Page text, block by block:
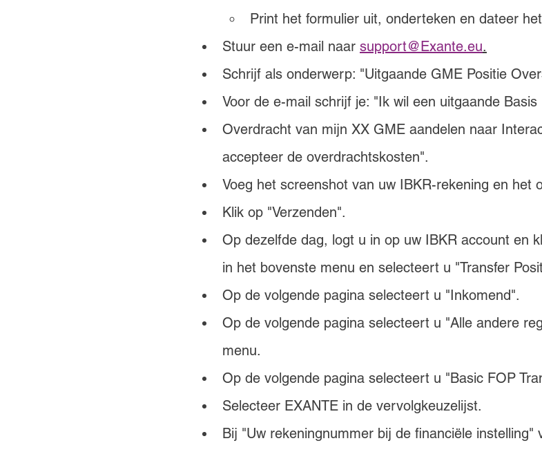
Print het formulier uit, onderteken en dateer
Stuur een e-mail naar support@Exante.eu.
Schrijf als onderwerp: "Uitgaande GME Positie
Voor de e-mail schrijf je: "Ik wil een uitgaande Basis
Overdracht van mijn XX GME aandelen naar
accepteer de overdrachtskosten".
Voeg het screenshot van uw IBKR-rekening en het
Klik op "Verzenden".
Op dezelfde dag, logt u in op uw IBKR account en
in het bovenste menu en selecteert u "Transfer
Op de volgende pagina selecteert u "Inkomend".
Op de volgende pagina selecteert u "Alle andere
menu.
Op de volgende pagina selecteert u "Basic FOP
Selecteer EXANTE in de vervolgkeuzelijst.
Bij "Uw rekeningnummer bij de financiële instelling"